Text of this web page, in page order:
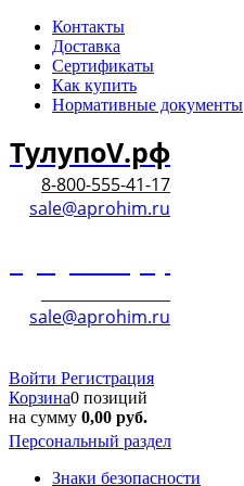
Контакты
Доставка
Сертификаты
Как купить
Нормативные документы
ТулупоV.рф
8-800-555-41-17
sale@aprohim.ru
sale@aprohim.ru
Войти Регистрация
Корзина0 позиций
на сумму 0,00 руб.
Персональный раздел
Знаки безопасности